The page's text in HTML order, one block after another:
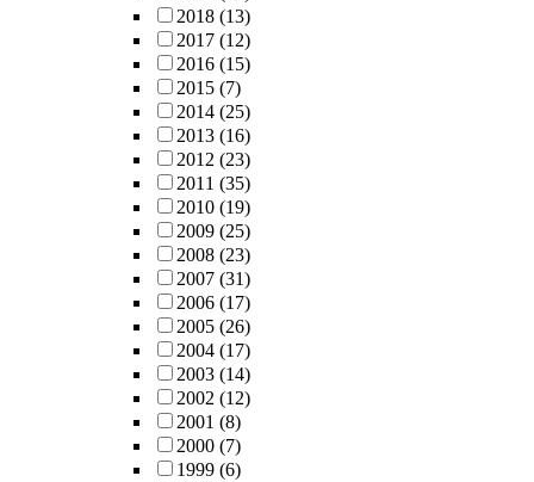
2018 (13)
2017 (12)
2016 (15)
2015 (7)
2014 (25)
2013 (16)
2012 (23)
2011 (35)
2010 (19)
2009 (25)
2008 (23)
2007 (31)
2006 (17)
2005 (26)
2004 (17)
2003 (14)
2002 (12)
2001 (8)
2000 (7)
1999 (6)